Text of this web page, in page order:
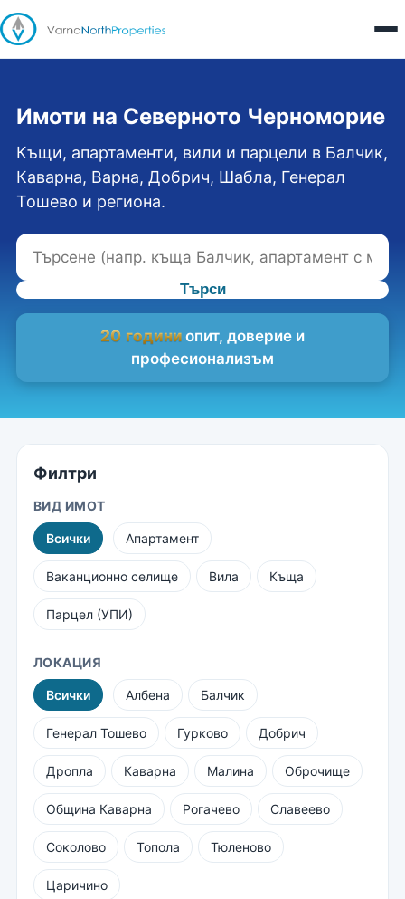
Имоти на Северното Черноморие
Къщи, апартаменти, вили и парцели в Балчик,
Каварна, Варна, Добрич, Шабла, Генерал
Тошево и региона.
Търси
20 години опит, доверие и
професионализъм
Филтри
ВИД ИМОТ
Всички Апартамент
Ваканционно селище Вила Къща
Парцел (УПИ)
ЛОКАЦИЯ
Всички Албена Балчик
Генерал Тошево Гурково Добрич
Дропла Каварна Малина Оброчище
Община Каварна Рогачево Славеево
Соколово Топола Тюленово
Царичино